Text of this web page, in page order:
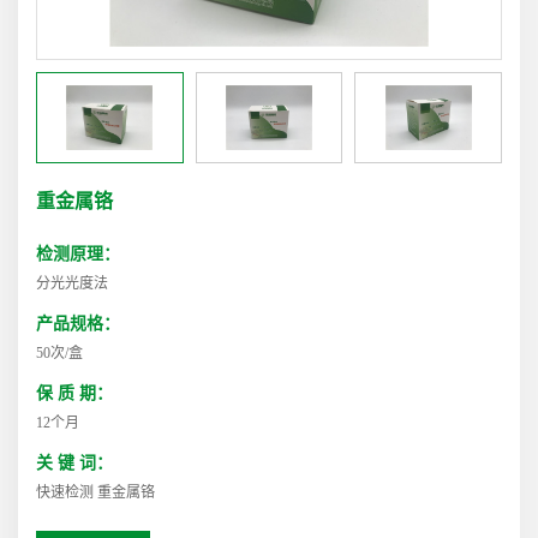
重金属铬
检测原理：
分光光度法
产品规格：
50次/盒
保 质 期：
12个月
关 键 词：
快速检测 重金属铬